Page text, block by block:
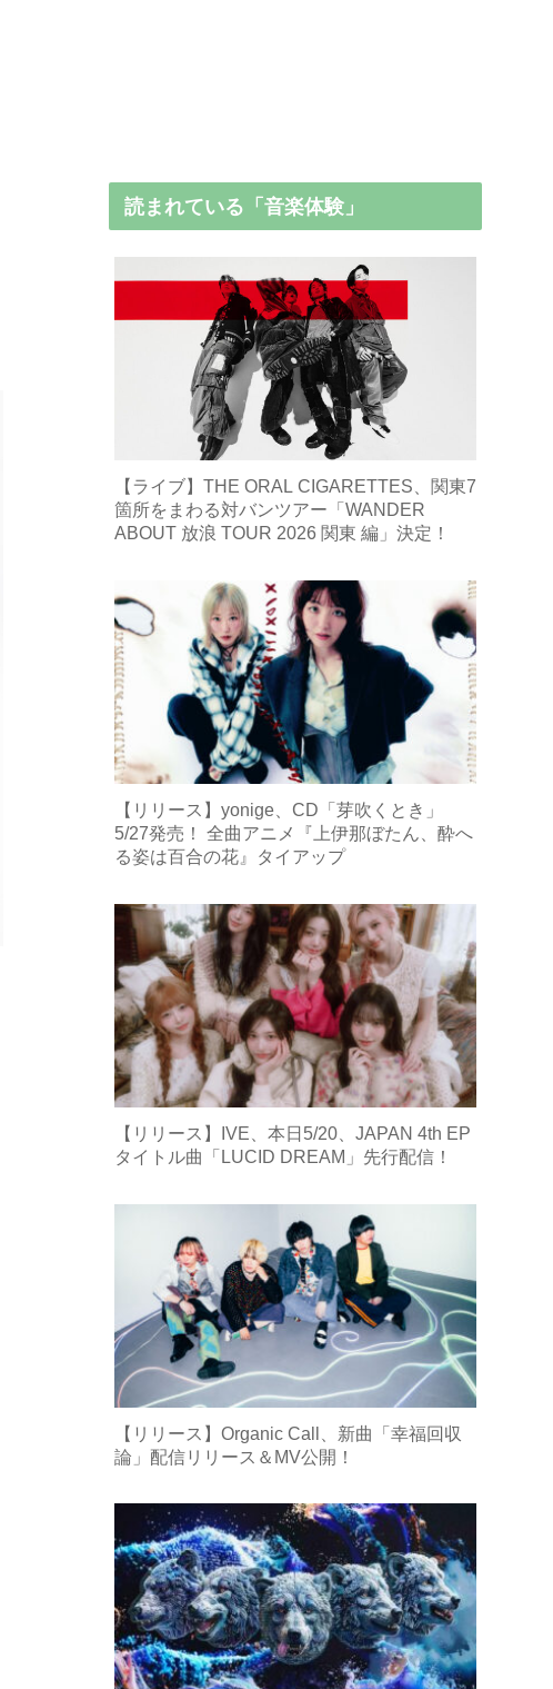
読まれている「音楽体験」
【ライブ】THE ORAL CIGARETTES、関東7
箇所をまわる対バンツアー「WANDER
ABOUT 放浪 TOUR 2026 関東 編」決定！
【リリース】yonige、CD「芽吹くとき」
5/27発売！ 全曲アニメ『上伊那ぼたん、酔へ
る姿は百合の花』タイアップ
【リリース】IVE、本日5/20、JAPAN 4th EP
タイトル曲「LUCID DREAM」先行配信！
【リリース】Organic Call、新曲「幸福回収
論」配信リリース＆MV公開！